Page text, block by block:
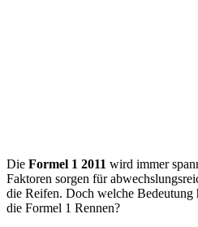
Die Formel 1 2011 wird immer
Faktoren sorgen für
die Reifen. Doch welche Bedeutung
die Formel 1 Rennen?